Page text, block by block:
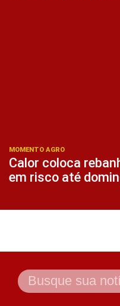
MOMENTO AGRO
Calor coloca
em risco até